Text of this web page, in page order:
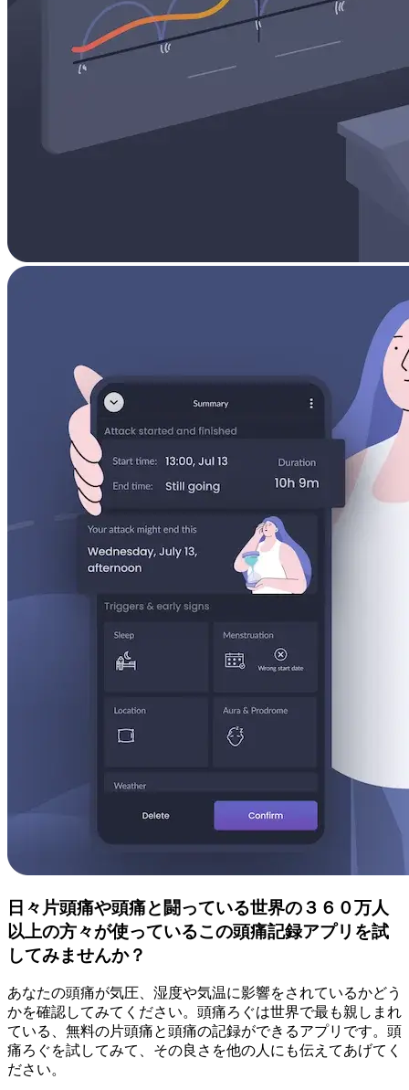
日々片頭痛や頭痛と闘っている世界の３６０万人
以上の方々が使っているこの頭痛記録アプリを試
してみませんか？
あなたの頭痛が気圧、湿度や気温に影響をされているかどう
かを確認してみてください。頭痛ろぐは世界で最も親しまれ
ている、無料の片頭痛と頭痛の記録ができるアプリです。頭
痛ろぐを試してみて、その良さを他の人にも伝えてあげてく
ださい。